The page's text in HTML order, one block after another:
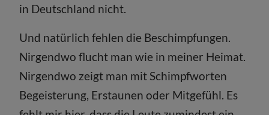
in Deutschland nicht.
Und natürlich fehlen die Beschimpfungen.
Nirgendwo flucht man wie in meiner Heimat.
Nirgendwo zeigt man mit Schimpfworten
Begeisterung, Erstaunen oder Mitgefühl. Es